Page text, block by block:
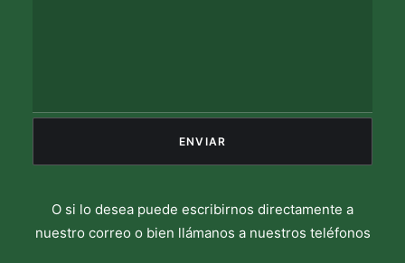
O si lo desea puede escribirnos directamente a
nuestro correo o bien llámanos a nuestros teléfonos